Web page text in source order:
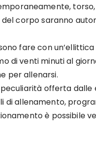
corpo saranno
fare con
di venti minuti al
per allenarsi.
offerta dalle
di allenamento,
è possibile